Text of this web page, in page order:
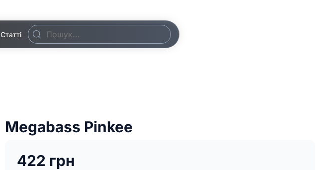
Статті
Megabass Pinkee
422 грн